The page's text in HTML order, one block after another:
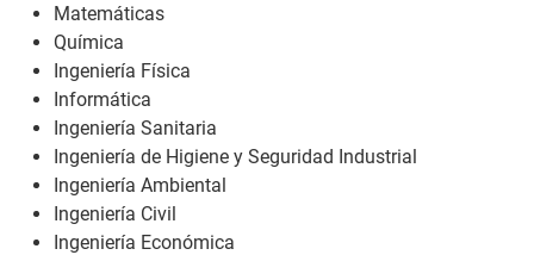
Matemáticas
Química
Ingeniería Física
Informática
Ingeniería Sanitaria
Ingeniería de Higiene y Seguridad Industrial
Ingeniería Ambiental
Ingeniería Civil
Ingeniería Económica